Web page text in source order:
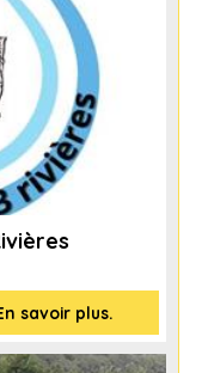
savoir plus.